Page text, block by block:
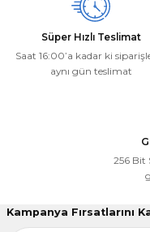
Süper Hızlı Teslimat
Saat 16:00’a kadar ki
aynı gün teslimat
256 Bit
Kampanya Fırsatlarını